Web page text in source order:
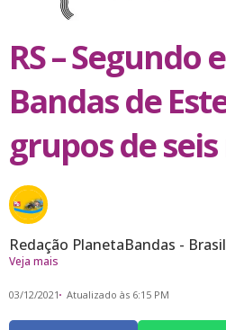
RS –
Bandas de
grupos de
Redação PlanetaBandas - Brasil
Veja mais
03/12/2021 Atualizado às 6:15 PM